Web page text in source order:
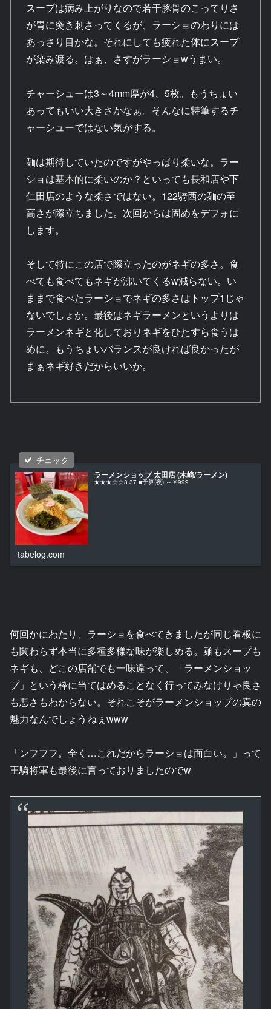
スープは病み上がりなので若干豚骨のこってりさ
が胃に突き刺さってくるが、ラーショのわりには
あっさり目かな。それにしても疲れた体にスープ
が染み渡る。はぁ、さすがラーショwうまい。
チャーシューは3～4mm厚が4、5枚。もうちょい
あってもいい大きさかなぁ。そんなに特筆するチ
ャーシューではない気がする。
麺は期待していたのですがやっぱり柔いな。ラー
ショは基本的に柔いのか？といっても長和店や下
仁田店のような柔さではない。122騎西の麺の至
高さが際立ちました。次回からは固めをデフォに
します。
そして特にこの店で際立ったのがネギの多さ。食
べても食べてもネギが沸いてくるw減らない。い
ままで食べたラーショでネギの多さはトップ1じゃ
ないでしょか。最後はネギラーメンというよりは
ラーメンネギと化しておりネギをひたすら食うは
めに。もうちょいバランスが良ければ良かったが
まぁネギ好きだからいいか。
ラーメンショップ 太田店 (木崎/ラーメン)
★★★☆☆3.37 ■予算(夜):～￥999
tabelog.com
何回かにわたり、ラーショを食べてきましたが同じ看板に
も関わらず本当に多種多様な味が楽しめる。麺もスープも
ネギも、どこの店舗でも一味違って、「ラーメンショッ
プ」という枠に当てはめることなく行ってみなけりゃ良さ
も悪さもわからない。それこそがラーメンショップの真の
魅力なんでしょうねぇwww
「ンフフフ。全く…これだからラーショは面白い。」って
王騎将軍も最後に言っておりましたのでw